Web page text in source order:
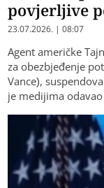
povjerljive
23.07.2026. | 08:07
Agent američke
za obezbjeđenje
Vance),
je medijima